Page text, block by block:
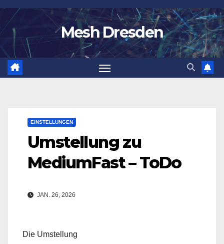
Zum
Inhalt
springen
Mesh Dresden
EINSTELLUNGEN
Umstellung zu
MediumFast – ToDo
JAN. 26, 2026
Die Umstellung